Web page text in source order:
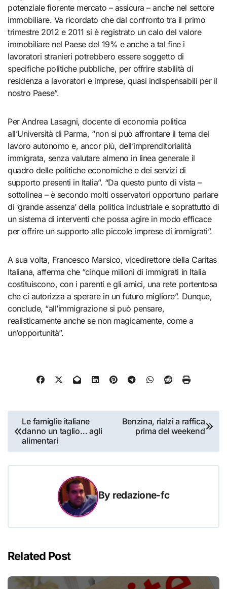
potenziale fiorente mercato – assicura – anche nel settore
immobiliare. Va ricordato che dal confronto tra il primo
trimestre 2012 e 2011 si è registrato un calo del valore
immobiliare nel Paese del 19% e anche a tal fine i
lavoratori stranieri potrebbero essere soggetto di
specifiche politiche pubbliche, per offrire stabilità di
residenza a lavoratori e imprese, quasi indispensabili per il
nostro Paese”.
Per Andrea Lasagni, docente di economia politica
all’Università di Parma, “non si può affrontare il tema del
lavoro autonomo e, ancor più, dell’imprenditorialità
immigrata, senza valutare almeno in linea generale il
quadro delle politiche economiche e dei servizi di
supporto presenti in Italia”. “Da questo punto di vista –
sottolinea – è secondo molti osservatori opportuno parlare
di ‘grande assenza’ della politica industriale e soprattutto di
un sistema di interventi che possa agire in modo efficace
per offrire un supporto alle piccole imprese di immigrati”.
A sua volta, Francesco Marsico, vicedirettore della Caritas
Italiana, afferma che “cinque milioni di immigrati in Italia
costituiscono, con i parenti e gli amici, una rete portentosa
che ci autorizza a sperare in un futuro migliore”. Dunque,
conclude, “all’immigrazione si può pensare,
realisticamente anche se non magicamente, come a
un’opportunità”.
Navigazione
articoli
Le famiglie italiane
danno un taglio… agli
alimentari
Benzina, rialzi a raffica
prima del weekend
By redazione-fc
Related Post